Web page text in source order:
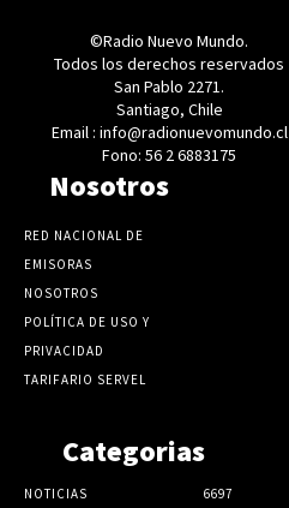
©Radio Nuevo Mundo.
Todos los derechos reservados
San Pablo 2271.
Santiago, Chile
Email : info@radionuevomundo.cl
Fono: 56 2 6883175
Nosotros
RED NACIONAL DE
EMISORAS
NOSOTROS
POLÍTICA DE USO Y
PRIVACIDAD
TARIFARIO SERVEL
Categorias
NOTICIAS 6697